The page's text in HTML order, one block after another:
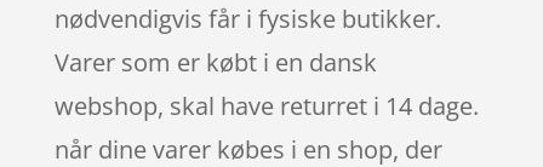
nødvendigvis får i fysiske butikker.
Varer som er købt i en dansk
webshop, skal have returret i 14 dage.
når dine varer købes i en shop, der